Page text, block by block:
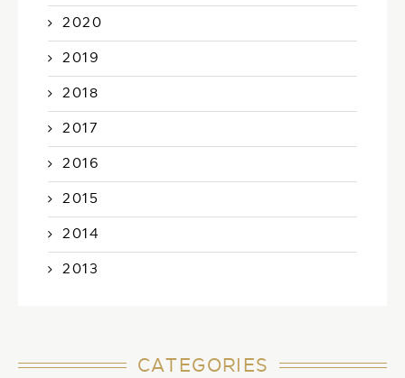
2020
2019
2018
2017
2016
2015
2014
2013
CATEGORIES